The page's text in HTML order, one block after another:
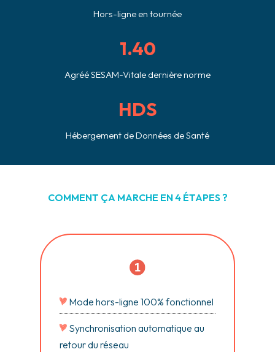
Hors-ligne en tournée
1.40
Agréé SESAM-Vitale dernière norme
HDS
Hébergement de Données de Santé
COMMENT ÇA MARCHE EN 4 ÉTAPES ?
Mode hors-ligne 100% fonctionnel
Synchronisation automatique au
retour du réseau